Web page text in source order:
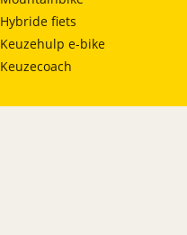
Hybride fiets
Keuzehulp e-bike
Keuzecoach